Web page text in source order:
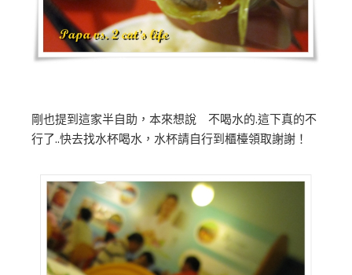
剛也提到這家半自助，本來想說 不喝水的.這下真的不
行了..快去找水杯喝水，水杯請自行到櫃檯領取謝謝！